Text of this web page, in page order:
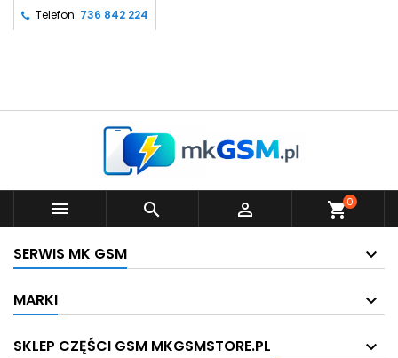
Telefon: 736 842 224
   shopping_cart0
SERWIS MK GSM
MARKI
SKLEP CZĘŚCI GSM MKGSMSTORE.PL